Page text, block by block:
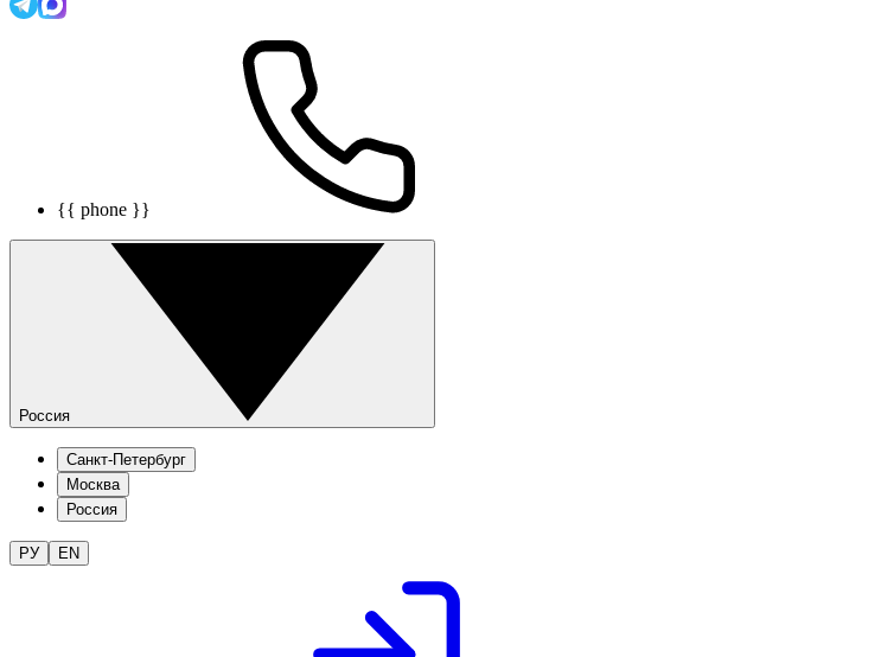
{{ phone }}
Россия
Санкт-Петербург
Москва
Россия
РУ EN